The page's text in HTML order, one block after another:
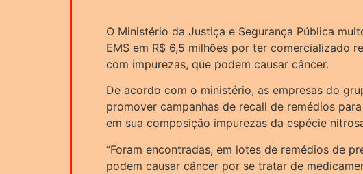
O Ministério da Justiça e Segurança Pública
EMS em R$ 6,5 milhões por ter comercializado
com impurezas, que podem causar câncer.
De acordo com o ministério, as empresas do
promover campanhas de recall de remédios
em sua composição impurezas da espécie
“Foram encontradas, em lotes de remédios de
podem causar câncer por se tratar de